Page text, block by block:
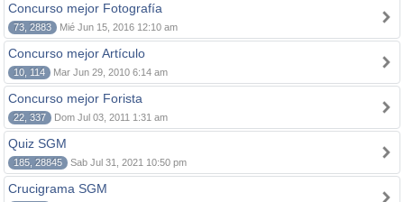
Concurso mejor Fotografía
73, 2883 Mié Jun 15, 2016 12:10 am
Concurso mejor Artículo
10, 114 Mar Jun 29, 2010 6:14 am
Concurso mejor Forista
22, 337 Dom Jul 03, 2011 1:31 am
Quiz SGM
185, 28845 Sab Jul 31, 2021 10:50 pm
Crucigrama SGM